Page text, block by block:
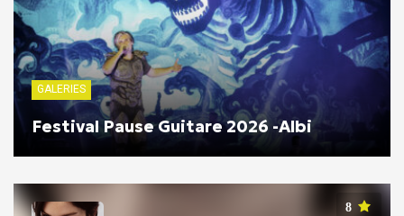
GALERIES
Festival Pause Guitare 2026 -Albi
8